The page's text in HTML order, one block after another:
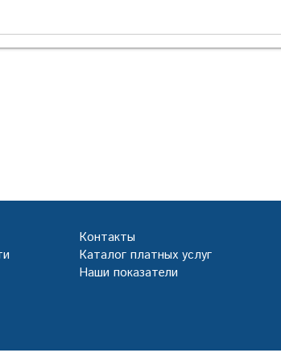
Контакты
Каталог платных услуг
Наши показатели